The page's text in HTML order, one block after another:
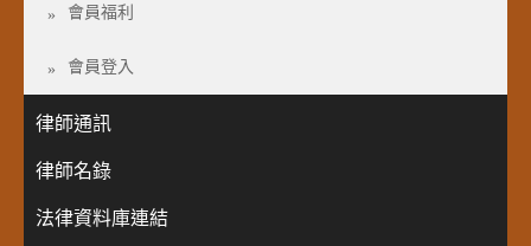
會員福利
會員登入
律師通訊
律師名錄
法律資料庫連結